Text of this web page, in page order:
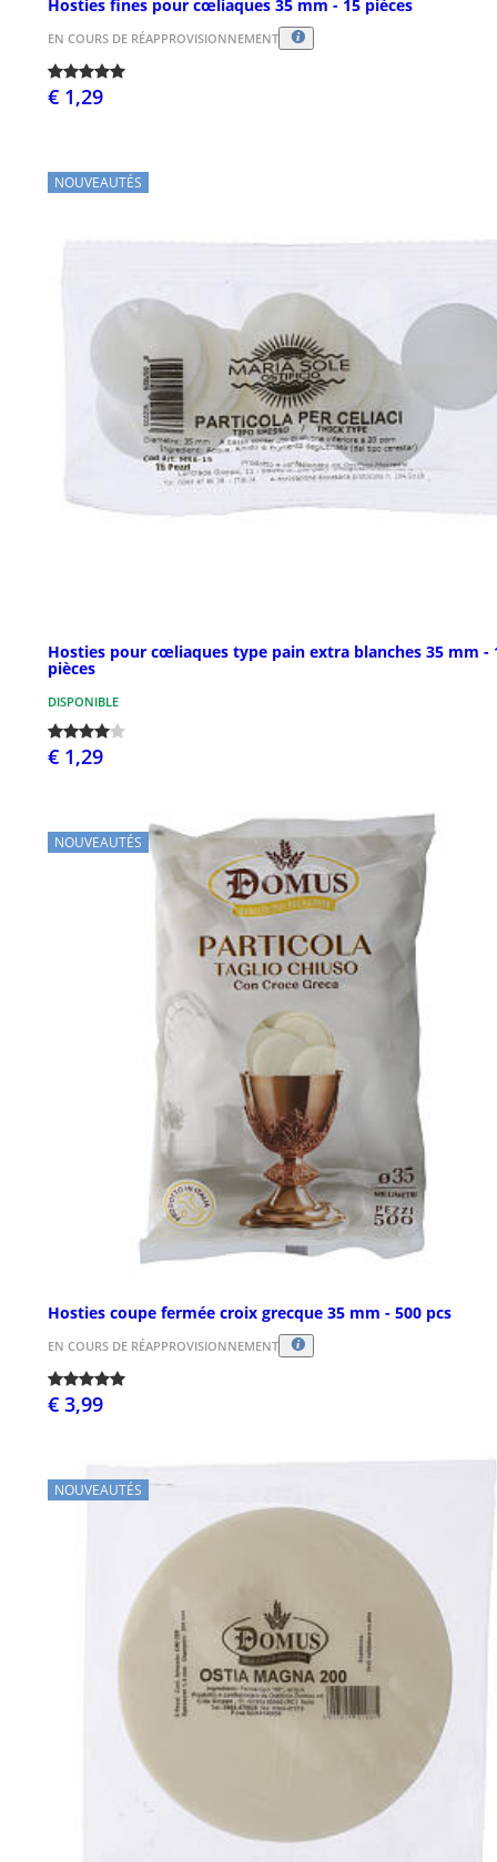
Hosties fines pour cœliaques 35 mm - 15 pièces
EN COURS DE RÉAPPROVISIONNEMENT
€ 1,29
NOUVEAUTÉS
Hosties pour cœliaques type pain extra blanches 35 mm -
pièces
DISPONIBLE
€ 1,29
NOUVEAUTÉS
Hosties coupe fermée croix grecque 35 mm - 500 pcs
EN COURS DE RÉAPPROVISIONNEMENT
€ 3,99
NOUVEAUTÉS